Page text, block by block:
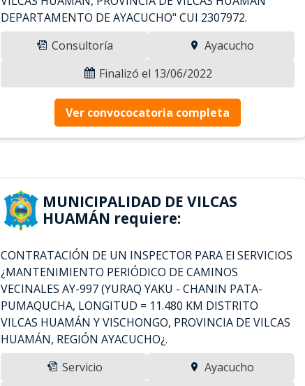
DEPARTAMENTO DE AYACUCHO" CUI 2307972.
Consultoría
Ayacucho
Finalizó el 13/06/2022
Ver convococatoria completa
MUNICIPALIDAD DE VILCAS
HUAMÁN requiere:
CONTRATACIÓN DE UN INSPECTOR PARA El SERVICIOS
¿MANTENIMIENTO PERIÓDICO DE CAMINOS
VECINALES AY-997 (YURAQ YAKU - CHANIN PATA-
PUMAQUCHA, LONGITUD = 11.480 KM DISTRITO
VILCAS HUAMÁN Y VISCHONGO, PROVINCIA DE VILCAS
HUAMÁN, REGIÓN AYACUCHO¿.
Servicio
Ayacucho